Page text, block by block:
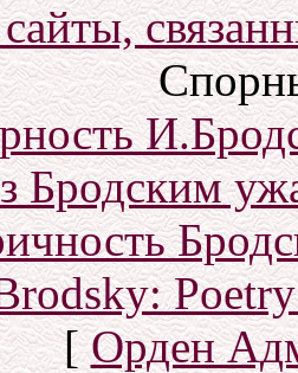
Бродским
[Орден